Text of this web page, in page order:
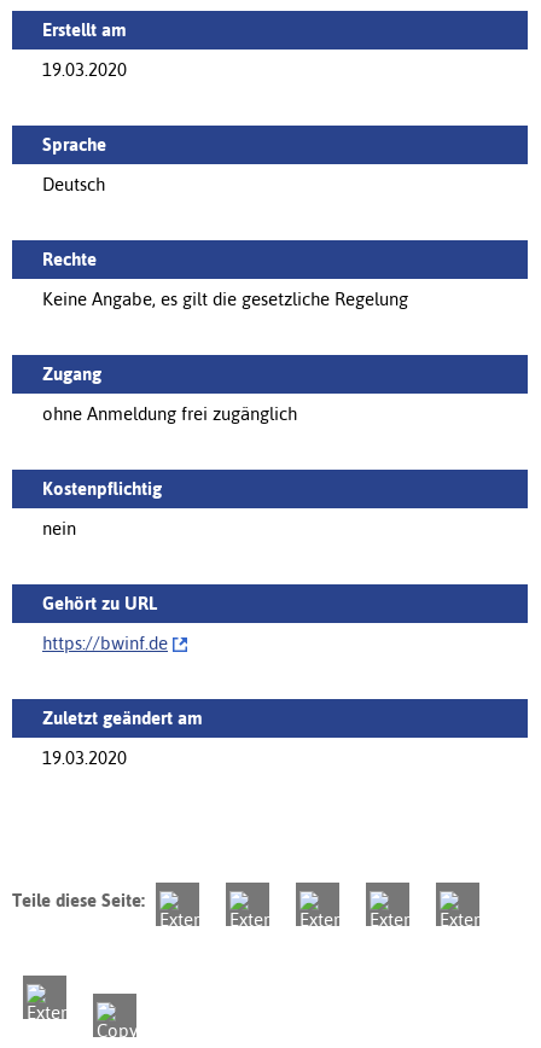
Erstellt am
19.03.2020
Sprache
Deutsch
Rechte
Keine Angabe, es gilt die gesetzliche Regelung
Zugang
ohne Anmeldung frei zugänglich
Kostenpflichtig
nein
Gehört zu URL
https://‌bwinf.de
Zuletzt geändert am
19.03.2020
Teile diese Seite: